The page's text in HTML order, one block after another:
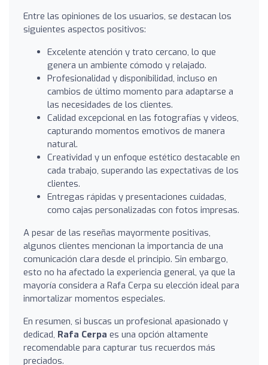
Entre las opiniones de los usuarios, se destacan los
siguientes aspectos positivos:
Excelente atención y trato cercano, lo que
genera un ambiente cómodo y relajado.
Profesionalidad y disponibilidad, incluso en
cambios de último momento para adaptarse a
las necesidades de los clientes.
Calidad excepcional en las fotografías y videos,
capturando momentos emotivos de manera
natural.
Creatividad y un enfoque estético destacable en
cada trabajo, superando las expectativas de los
clientes.
Entregas rápidas y presentaciones cuidadas,
como cajas personalizadas con fotos impresas.
A pesar de las reseñas mayormente positivas,
algunos clientes mencionan la importancia de una
comunicación clara desde el principio. Sin embargo,
esto no ha afectado la experiencia general, ya que la
mayoría considera a Rafa Cerpa su elección ideal para
inmortalizar momentos especiales.
En resumen, si buscas un profesional apasionado y
dedicad, Rafa Cerpa es una opción altamente
recomendable para capturar tus recuerdos más
preciados.